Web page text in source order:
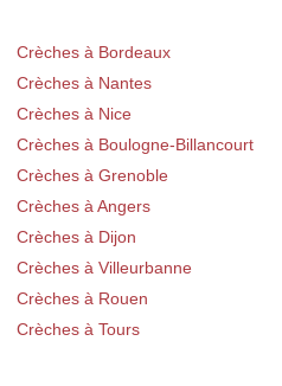
Crèches à Bordeaux
Crèches à Nantes
Crèches à Nice
Crèches à Boulogne-Billancourt
Crèches à Grenoble
Crèches à Angers
Crèches à Dijon
Crèches à Villeurbanne
Crèches à Rouen
Crèches à Tours